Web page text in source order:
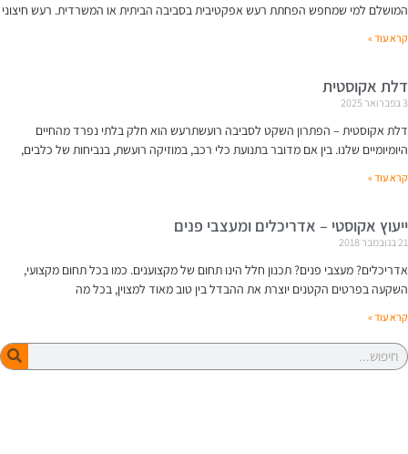
המושלם למי שמחפש הפחתת רעש אפקטיבית בסביבה הביתית או המשרדית. רעש חיצוני
קרא עוד »
דלת אקוסטית
3 בפברואר 2025
דלת אקוסטית – הפתרון השקט לסביבה רועשתרעש הוא חלק בלתי נפרד מהחיים
היומיומיים שלנו. בין אם מדובר בתנועת כלי רכב, במוזיקה רועשת, בנביחות של כלבים,
קרא עוד »
ייעוץ אקוסטי – אדריכלים ומעצבי פנים
21 בנובמבר 2018
אדריכלים? מעצבי פנים? תכנון חלל הינו תחום של מקצוענים. כמו בכל תחום מקצועי,
השקעה בפרטים הקטנים יוצרת את ההבדל בין טוב מאוד למצוין, בכל מה
קרא עוד »